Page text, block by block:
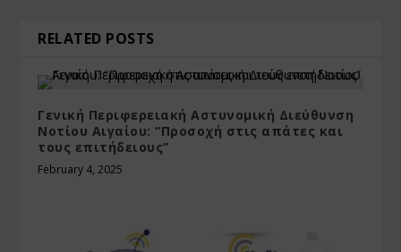
RELATED POSTS
Γενική Περιφερειακή Αστυνομική Διεύθυνση
Νοτίου Αιγαίου: “Προσοχή στις απάτες και
τους επιτήδειους”
February 4, 2025